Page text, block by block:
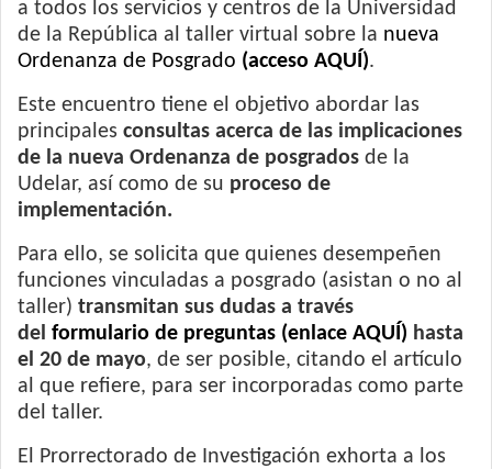
a todos los servicios y centros de la Universidad
de la República al taller virtual sobre la nueva
Ordenanza de Posgrado (acceso AQUÍ).
Este encuentro tiene el objetivo abordar las
principales consultas acerca de las implicaciones
de la nueva Ordenanza de posgrados de la
Udelar, así como de su proceso de
implementación.
Para ello, se solicita que quienes desempeñen
funciones vinculadas a posgrado (asistan o no al
taller) transmitan sus dudas a través
del formulario de preguntas (enlace AQUÍ) hasta
el 20 de mayo, de ser posible, citando el artículo
al que refiere, para ser incorporadas como parte
del taller.
El Prorrectorado de Investigación exhorta a los